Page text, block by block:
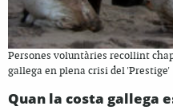
Persones voluntàries recollint
gallega en plena crisi del 'Prestige'
Quan la costa gallega